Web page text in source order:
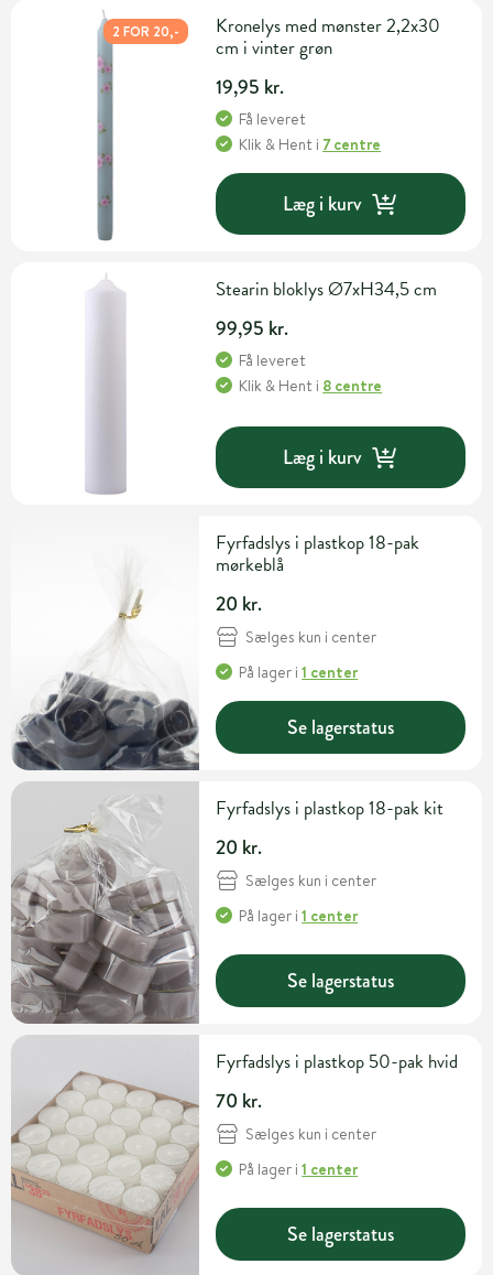
2 FOR 20,-
Kronelys med mønster 2,2x30
cm i vinter grøn
19,95 kr.
Få leveret
Klik & Hent i 7 centre
Læg i kurv
Stearin bloklys Ø7xH34,5 cm
99,95 kr.
Få leveret
Klik & Hent i 8 centre
Læg i kurv
Fyrfadslys i plastkop 18-pak
mørkeblå
20 kr.
Sælges kun i center
På lager i1 center
Se lagerstatus
Fyrfadslys i plastkop 18-pak kit
20 kr.
Sælges kun i center
På lager i1 center
Se lagerstatus
Fyrfadslys i plastkop 50-pak hvid
70 kr.
Sælges kun i center
På lager i1 center
Se lagerstatus